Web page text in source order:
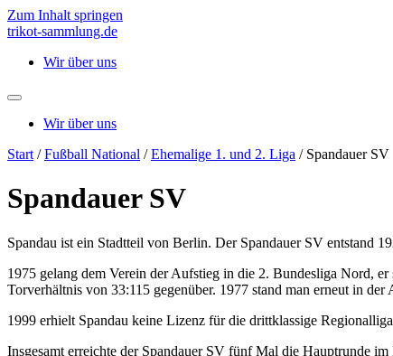
Zum Inhalt springen
trikot-sammlung.de
Wir über uns
Wir über uns
Start /Fußball National /Ehemalige 1. und 2. Liga / Spandauer SV
Spandauer SV
Spandau ist ein Stadtteil von Berlin. Der Spandauer SV entstand
1975 gelang dem Verein der Aufstieg in die 2. Bundesliga Nord,
Torverhältnis von 33:115 gegenüber. 1977 stand man erneut in
1999 erhielt Spandau keine Lizenz für die drittklassige
Insgesamt erreichte der Spandauer SV fünf Mal die Hauptrunde